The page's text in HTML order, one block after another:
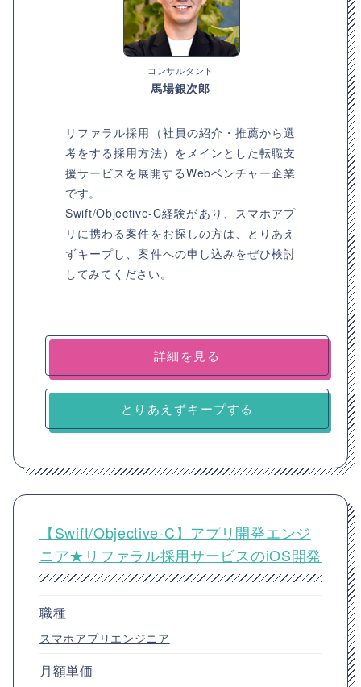
コンサルタント
馬場銀次郎
リファラル採用（社員の紹介・推薦から選
考をする採用方法）をメインとした転職支
援サービスを展開するWebベンチャー企業
です。
Swift/Objective-C経験があり、スマホアプ
リに携わる案件をお探しの方は、とりあえ
ずキープし、案件への申し込みをぜひ検討
してみてください。
詳細を見る
とりあえずキープする
【Swift/Objective-C】アプリ開発エンジ
ニア★リファラル採用サービスのiOS開発
職種
スマホアプリエンジニア
月額単価